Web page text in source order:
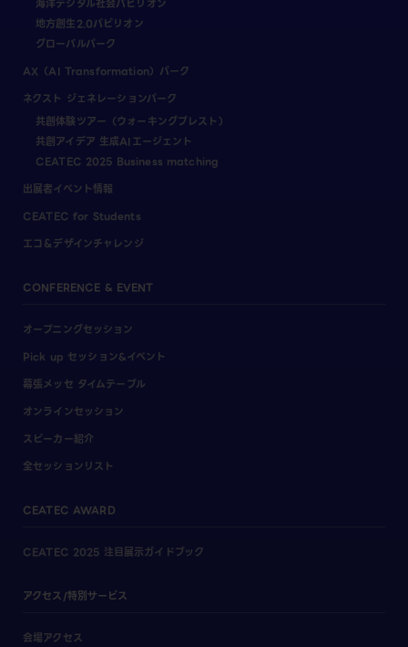
地方創生2.0パビリオン
グローバルパーク
AX（AI Transformation）パーク
ネクスト ジェネレーションパーク
共創体験ツアー（ウォーキングブレスト）
共創アイデア 生成AIエージェント
CEATEC 2025 Business matching
出展者イベント情報
CEATEC for Students
エコ＆デザインチャレンジ
CONFERENCE & EVENT
オープニングセッション
Pick up セッション&イベント
幕張メッセ タイムテーブル
オンラインセッション
スピーカー紹介
全セッションリスト
CEATEC AWARD
CEATEC 2025 注目展示ガイドブック
アクセス/特別サービス
会場アクセス